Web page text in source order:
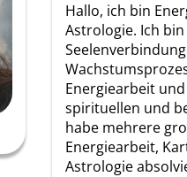
Annina
Hallo, ich bin
Astrologie. Ich
Energiearbeit
spirituellen und
habe mehrere
Energiearbeit,
Astrologie